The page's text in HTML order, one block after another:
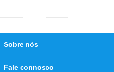
Sobre nós
Fale connosco